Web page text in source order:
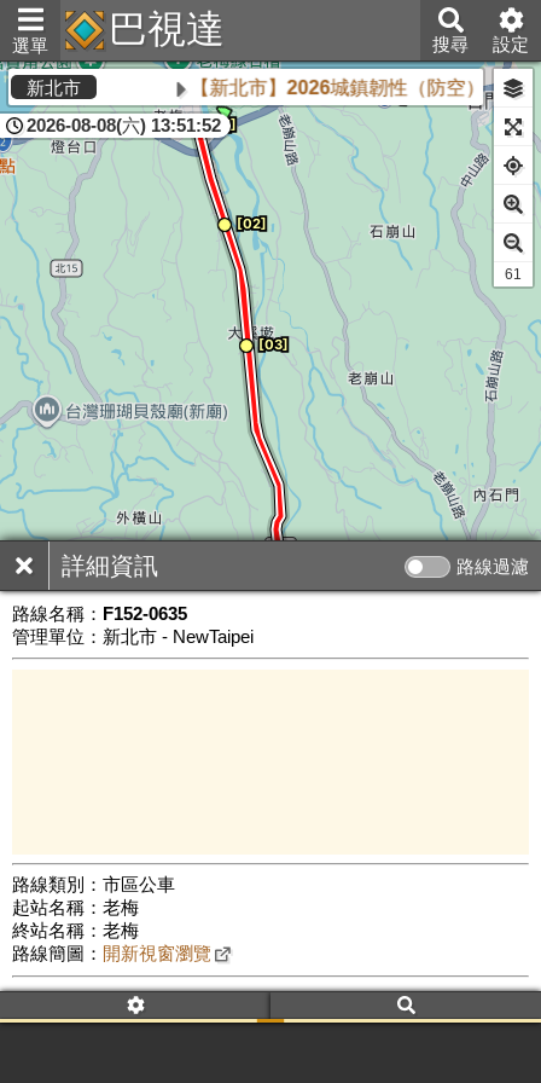
選單 巴視達 搜尋 設定
詳細資訊 路線過濾
路線名稱： F152-0635
管理單位：新北市 - NewTaipei
路線類別：市區公車
起站名稱：老梅
終站名稱：老梅
路線簡圖： 開新視窗瀏覽
附屬名稱：F152-0635
首班時間：平日(06:35)、假日(06:35)
新北市 【新北市】2026城鎮韌性（防空）演習
2026-08-08(六) 13:51:52
公車數量: 累計6342、上線5335
61